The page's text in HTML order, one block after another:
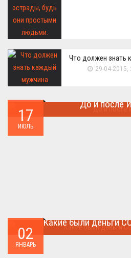
Что должен знать
29-04-2015,
17
ИЮЛЬ
До и после
02
ЯНВАРЬ
Какие были деньги